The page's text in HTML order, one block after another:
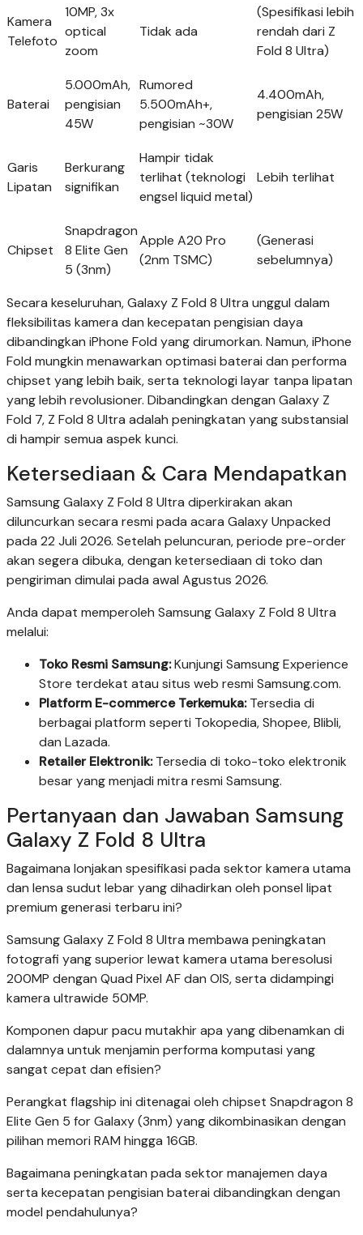
Kamera
Telefoto
10MP, 3x
optical
zoom
Tidak ada
(Spesifikasi lebih
rendah dari Z
Fold 8 Ultra)
Baterai
5.000mAh,
pengisian
45W
Rumored
5.500mAh+,
pengisian ~30W
4.400mAh,
pengisian 25W
Garis
Lipatan
Berkurang
signifikan
Hampir tidak
terlihat (teknologi
engsel liquid metal)
Lebih terlihat
Chipset
Snapdragon
8 Elite Gen
5 (3nm)
Apple A20 Pro
(2nm TSMC)
(Generasi
sebelumnya)
Secara keseluruhan, Galaxy Z Fold 8 Ultra unggul dalam
fleksibilitas kamera dan kecepatan pengisian daya
dibandingkan iPhone Fold yang dirumorkan. Namun, iPhone
Fold mungkin menawarkan optimasi baterai dan performa
chipset yang lebih baik, serta teknologi layar tanpa lipatan
yang lebih revolusioner. Dibandingkan dengan Galaxy Z
Fold 7, Z Fold 8 Ultra adalah peningkatan yang substansial
di hampir semua aspek kunci.
Ketersediaan & Cara Mendapatkan
Samsung Galaxy Z Fold 8 Ultra diperkirakan akan
diluncurkan secara resmi pada acara Galaxy Unpacked
pada 22 Juli 2026. Setelah peluncuran, periode pre-order
akan segera dibuka, dengan ketersediaan di toko dan
pengiriman dimulai pada awal Agustus 2026.
Anda dapat memperoleh Samsung Galaxy Z Fold 8 Ultra
melalui:
Toko Resmi Samsung:Kunjungi Samsung Experience
Store terdekat atau situs web resmi Samsung.com.
Platform E-commerce Terkemuka:Tersedia di
berbagai platform seperti Tokopedia, Shopee, Blibli,
dan Lazada.
Retailer Elektronik:Tersedia di toko-toko elektronik
besar yang menjadi mitra resmi Samsung.
Pertanyaan dan Jawaban Samsung
Galaxy Z Fold 8 Ultra
Bagaimana lonjakan spesifikasi pada sektor kamera utama
dan lensa sudut lebar yang dihadirkan oleh ponsel lipat
premium generasi terbaru ini?
Samsung Galaxy Z Fold 8 Ultra membawa peningkatan
fotografi yang superior lewat kamera utama beresolusi
200MP dengan Quad Pixel AF dan OIS, serta didampingi
kamera ultrawide 50MP.
Komponen dapur pacu mutakhir apa yang dibenamkan di
dalamnya untuk menjamin performa komputasi yang
sangat cepat dan efisien?
Perangkat flagship ini ditenagai oleh chipset Snapdragon 8
Elite Gen 5 for Galaxy (3nm) yang dikombinasikan dengan
pilihan memori RAM hingga 16GB.
Bagaimana peningkatan pada sektor manajemen daya
serta kecepatan pengisian baterai dibandingkan dengan
model pendahulunya?